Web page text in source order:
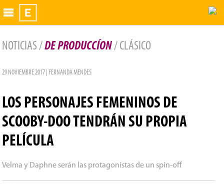
Exhibidor
NOTICIAS /DE PRODUCCÍON/ CLÁSICO
29 NOVIEMBRE 2017 | FERNANDA MENDES
LOS PERSONAJES FEMENINOS DE
SCOOBY-DOO TENDRÁN SU PROPIA
PELÍCULA
Velma y Daphne serán las protagonistas de un spin-off